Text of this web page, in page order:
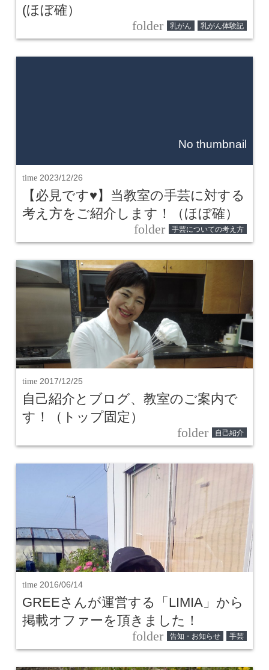
(ほぼ確）
folder 乳がん 乳がん体験記
No thumbnail
time 2023/12/26
【必見です♥】当教室の手芸に対する
考え方をご紹介します！（ほぼ確）
folder 手芸についての考え方
time 2017/12/25
自己紹介とブログ、教室のご案内で
す！（トップ固定）
folder 自己紹介
time 2016/06/14
GREEさんが運営する「LIMIA」から
掲載オファーを頂きました！
folder 告知・お知らせ 手芸